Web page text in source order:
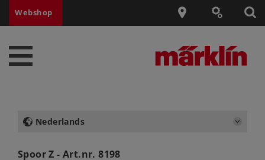
Webshop
Nederlands
Spoor Z - Art.nr.8198